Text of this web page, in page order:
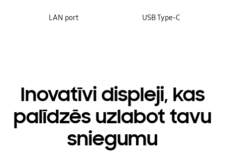
LAN port USB Type-C
Inovatīvi displeji, kas
palīdzēs uzlabot tavu
sniegumu